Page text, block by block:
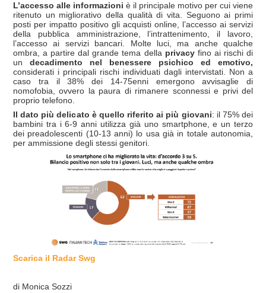
L’accesso alle informazioni è il principale motivo per cui viene
ritenuto un migliorativo della qualità di vita. Seguono ai primi
posti per impatto positivo gli acquisti online, l’accesso ai servizi
della pubblica amministrazione, l’intrattenimento, il lavoro,
l’accesso ai servizi bancari. Molte luci, ma anche qualche
ombra, a partire dal grande tema della privacyfino ai rischi di
un decadimento nel benessere psichico ed emotivo,
considerati i principali rischi individuati dagli intervistati. Non a
caso tra il 38% dei 14-75enni emergono avvisaglie di
nomofobia, ovvero la paura di rimanere sconnessi e privi del
proprio telefono.
Il dato più delicato è quello riferito ai più giovani: il 75% dei
bambini tra i 6-9 anni utilizza già uno smartphone, e un terzo
dei preadolescenti (10-13 anni) lo usa già in totale autonomia,
per ammissione degli stessi genitori.
Scarica il Radar Swg
di Monica Sozzi